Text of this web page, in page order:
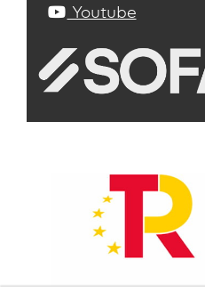
Youtube